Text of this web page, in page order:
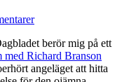
berör mig på ett
med Richard Branson
angeläget att hitta